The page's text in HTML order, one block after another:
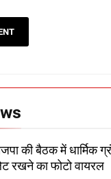
की बैठक में धार्मिक
रखने का फोटो वायरल